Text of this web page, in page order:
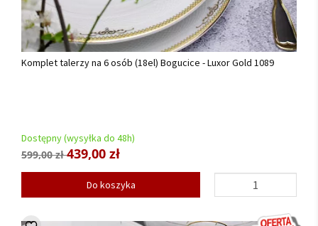
Komplet talerzy na 6 osób (18el) Bogucice - Luxor Gold 1089
Dostępny (wysyłka do 48h)
599,00 zł439,00 zł
Do koszyka